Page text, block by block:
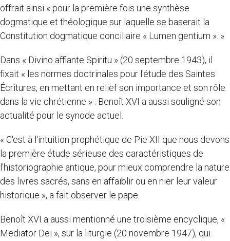
offrait ainsi « pour la première fois une synthèse
dogmatique et théologique sur laquelle se baserait la
Constitution dogmatique conciliaire « Lumen gentium ». »
Dans « Divino afflante Spiritu » (20 septembre 1943), il
fixait « les normes doctrinales pour l'étude des Saintes
Écritures, en mettant en relief son importance et son rôle
dans la vie chrétienne » : Benoît XVI a aussi souligné son
actualité pour le synode actuel.
« C'est à l'intuition prophétique de Pie XII que nous devons
la première étude sérieuse des caractéristiques de
l'historiographie antique, pour mieux comprendre la nature
des livres sacrés, sans en affaiblir ou en nier leur valeur
historique », a fait observer le pape.
Benoît XVI a aussi mentionné une troisième encyclique, «
Mediator Dei », sur la liturgie (20 novembre 1947), qui